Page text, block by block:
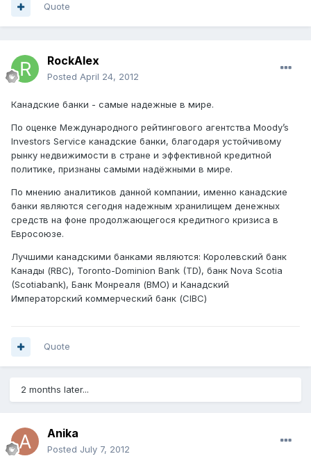
Quote
RockAlex
Posted April 24, 2012
Канадские банки - самые надежные в мире.
По оценке Международного рейтингового агентства Moody’s
Investors Service канадские банки, благодаря устойчивому
рынку недвижимости в стране и эффективной кредитной
политике, признаны самыми надёжными в мире.
По мнению аналитиков данной компании, именно канадские
банки являются сегодня надежным хранилищем денежных
средств на фоне продолжающегося кредитного кризиса в
Евросоюзе.
Лучшими канадскими банками являются: Королевский банк
Канады (RBC), Toronto-Dominion Bank (TD), банк Nova Scotia
(Scotiabank), Банк Монреаля (ВМО) и Канадский
Императорский коммерческий банк (CIBC)
Quote
2 months later...
Anika
Posted July 7, 2012